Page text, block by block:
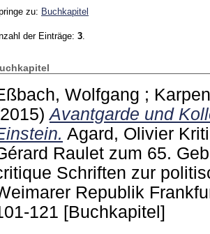
zu: Buchkapitel
der Einträge: 3
Wolfgang ;
Avantgarde und
Agard, Olivier
Raulet zum 65.
Schriften zur
Republik
121 [Buchkapitel]